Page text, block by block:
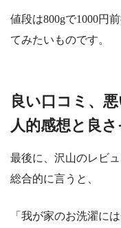
値段は800gで1000円
てみたいものです。
良い口コミ、
人的感想と良
最後に、沢山のレビ
総合的に言うと、
「我が家のお洗濯に